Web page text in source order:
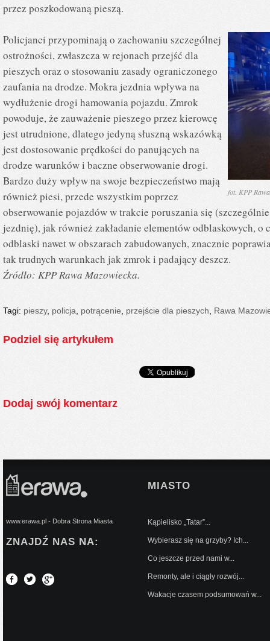
przez poszkodowaną pieszą.
fot. KPP
Policjanci przypominają o zachowaniu szczególnej
ostrożności, zwłaszcza w rejonach przejść dla
pieszych oraz o stosowaniu zasady ograniczonego
zaufania na drodze. Mokra jezdnia wpływa na
wydłużenie drogi hamowania pojazdu. Zmrok
powoduje, że zauważenie pieszego przez kierowcę
jest utrudnione, dlatego jedyną słuszną wskazówką
jest dostosowanie prędkości do panujących na
drodze warunków i baczne obserwowanie drogi.
Bardzo duży wpływ na swoje bezpieczeństwo mają
również piesi, przede wszystkim poprzez
obserwowanie pojazdów w trakcie poruszania się
jezdnię), jak również zakładanie elementów odblaskowych, o
odblaski nawet w obszarach zabudowanych, znacznie
tak trudnych warunkach jak zmrok i padający deszcz.
Źródło: KPP Rawa Mazowiecka.
Tagi: pieszy, policja potrącenie przejście dla pieszych Rawa
Podziel się artykułem
Dodaj swój komentarz
www.erawa.pl - Dobra Strona Miasta
ZNAJDŹ NAS NA:
MIASTO
Kąpielisko „Tatar”...
Wybierasz się na grzyby? Ich...
Co jeszcze przed nami w...
Remonty, ale i ciągły rozwój...
Wakacje czasem podsumowań w...